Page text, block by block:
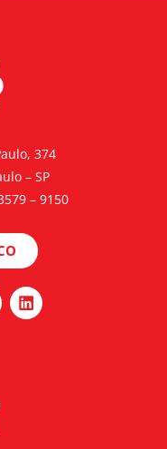
374
– SP
– 9150